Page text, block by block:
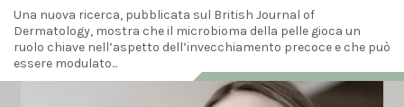
Una nuova ricerca, pubblicata sul British Journal of
Dermatology, mostra che il microbioma della pelle gioca un
ruolo chiave nell’aspetto dell’invecchiamento precoce e che può
essere modulato...